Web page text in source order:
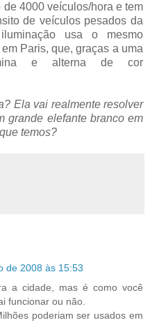
4000 veículos/hora e tem
de veículos pesados da
usa o mesmo
Paris, que, graças a uma
e alterna de cor
Ela vai realmente resolver
grande elefante branco em
temos?
de 2008 às 15:53
a cidade, mas é como você
funcionar ou não.
poderiam ser usados em